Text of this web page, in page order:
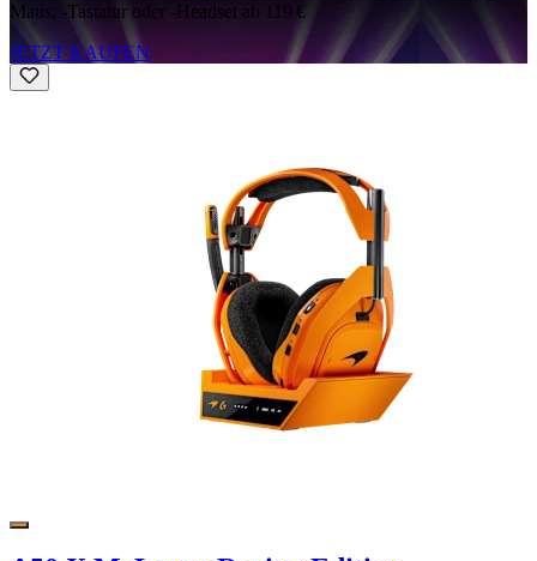
Maus, -Tastatur oder -Headset ab 119 €
JETZT KAUFEN